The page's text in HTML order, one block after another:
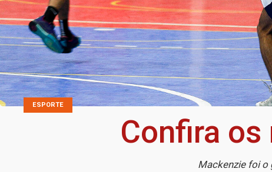
ESPORTE
Confira
Mackenzie foi o